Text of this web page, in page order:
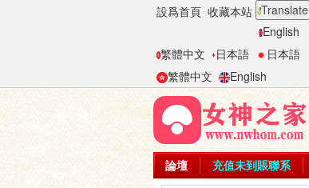
設爲首頁 收藏本站 Translate
English
繁體中文
日本語
日本語
繁體中文
English
論壇 充值未到賬聯系